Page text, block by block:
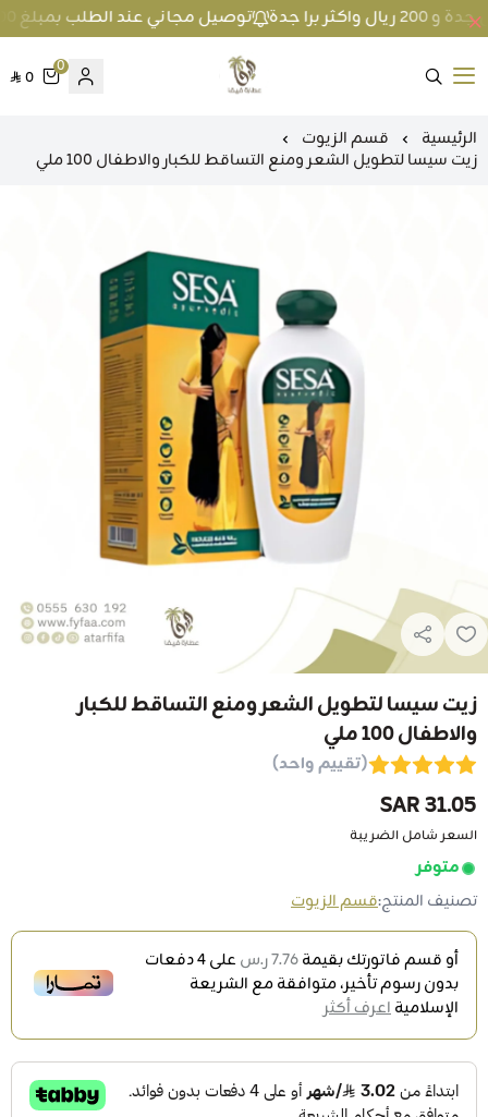
توصيل مجاني عند الطلب بمبلغ 100 ريال واكثر داخل جدة و 200 ريال واكثر برا جدة
متجر عطارة فيفا
0
0
الرئيسية
قسم الزيوت
زيت سيسا لتطويل الشعر ومنع التساقط للكبار والاطفال 100 ملي
زيت سيسا لتطويل الشعر ومنع التساقط للكبار
والاطفال 100 ملي
(تقييم واحد)
31.05 SAR
السعر شامل الضريبة
متوفر
تصنيف المنتج:قسم الزيوت
أو قسم فاتورتك بقيمة7.76 ر.س على4دفعات
بدون رسوم تأخير، متوافقة مع الشريعة
الإسلاميةاعرف أكثر